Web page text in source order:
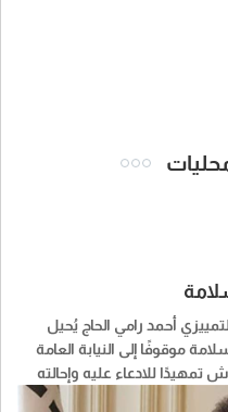
أحمد رامي الحاج يُحيل
موقوفًا إلى النيابة العامة
تمهيدًا للادعاء عليه وإحالته